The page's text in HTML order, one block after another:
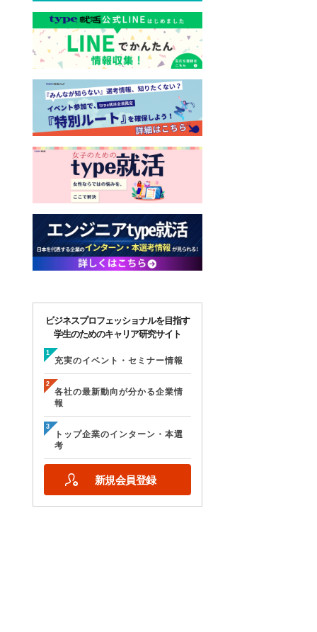
ビジネスプロフェッショナルを目指す
学生のためのキャリア研究サイト
充実のイベント・セミナー情報
各社の最新動向が分かる企業情
報
トップ企業のインターン・本選
考
新規会員登録